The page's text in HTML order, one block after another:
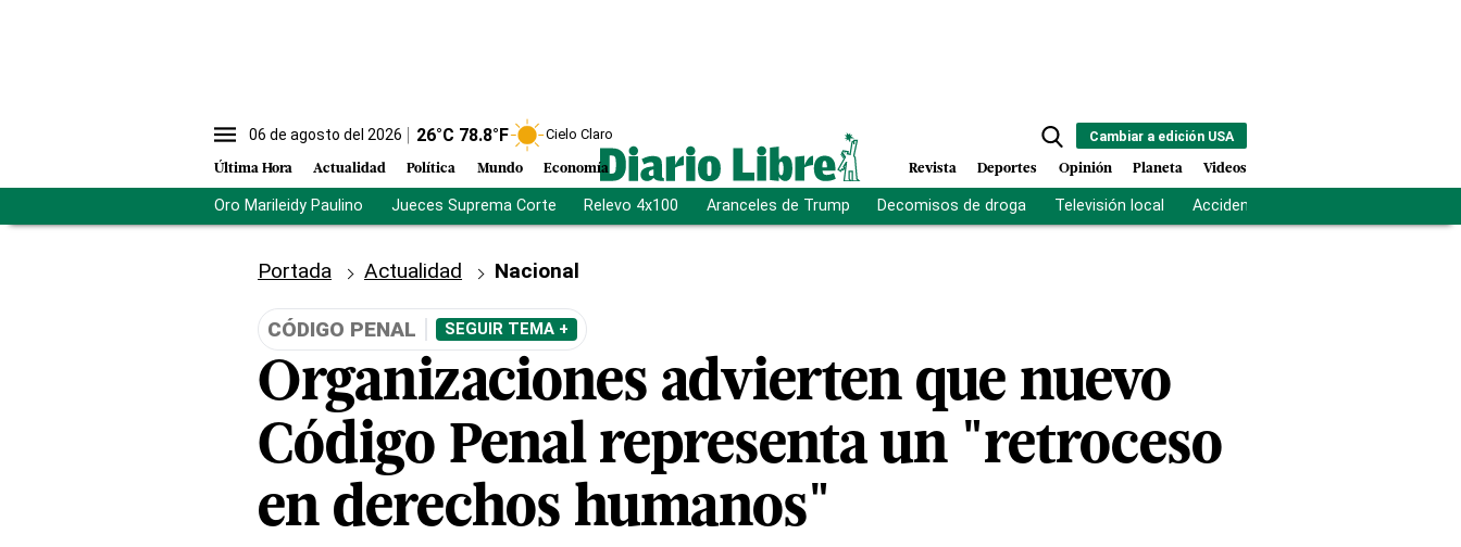
06 de agosto del 2026 26°C 78.8°F Cielo Claro
Última Hora Actualidad Política Mundo Economía
Cambiar a edición USA
Revista Deportes Opinión Planeta Videos
Oro Marileidy Paulino Jueces Suprema Corte Relevo 4x100 Aranceles de Trump Decomisos de droga Televisión local Accidente Los Ríos
Portada Actualidad Nacional
CÓDIGO PENAL SEGUIR TEMA +
Organizaciones advierten que nuevo
Código Penal representa un "retroceso
en derechos humanos"